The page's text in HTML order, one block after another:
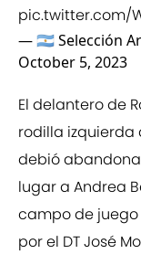
pic.twitter.com/
— 🇦🇷 Selección
October 5, 2023
El delantero de
rodilla
debió
lugar a Andrea
campo de
por el DT José